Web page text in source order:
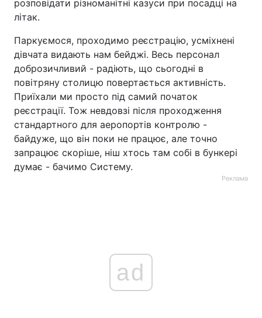
розповідати різноманітні казуси при посадці на
літак.
Паркуємося, проходимо реєстрацію, усміхнені
дівчата видають нам бейджі. Весь персонал
доброзичливий - радіють, що сьогодні в
повітряну столицю повертається активність.
Приїхали ми просто під самий початок
реєстрації. Тож невдовзі після проходження
стандартного для аеропортів контролю -
байдуже, що він поки не працює, але точно
запрацює скоріше, ніш хтось там собі в бункері
думає - бачимо Систему.
Реклама
ad